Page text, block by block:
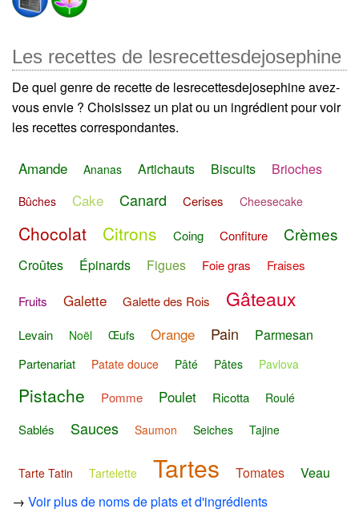
Les recettes de lesrecettesdejosephine
De quel genre de recette de lesrecettesdejosephine avez-
vous envie ? Choisissez un plat ou un ingrédient pour voir
les recettes correspondantes.
Amande Ananas Artichauts Biscuits Brioches
Bûches Cake Canard Cerises Cheesecake
Chocolat Citrons Coing Confiture Crèmes
Croûtes Épinards Figues Foie gras Fraises
Fruits Galette Galette des Rois Gâteaux
Levain Noël Œufs Orange Pain Parmesan
Partenariat Patate douce Pâté Pâtes Pavlova
Pistache Pomme Poulet Ricotta Roulé
Sablés Sauces Saumon Seiches Tajine
Tarte Tatin Tartelette Tartes Tomates
Veau
→ Voir plus de noms de plats et d'ingrédients